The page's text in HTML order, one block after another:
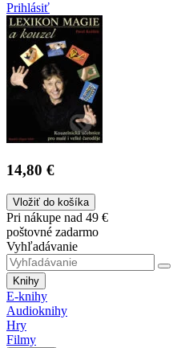
Prihlásiť
14,80 €
Vložiť do košíka
Pri nákupe nad 49 €
poštovné zadarmo
Vyhľadávanie
Knihy
E-knihy
Audioknihy
Hry
Filmy